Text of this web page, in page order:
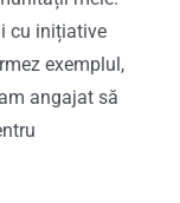
cu inițiative
exemplul,
angajat să